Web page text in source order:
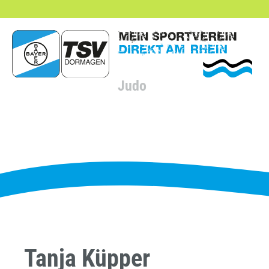
Judo
Tanja Küpper